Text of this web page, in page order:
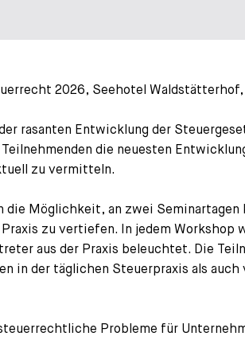
2026, Seehotel
rasanten Entwicklung der
die neuesten
zu vermitteln.
die Möglichkeit, an zwei
zu vertiefen. In jedem
aus der Praxis beleuchtet. Die
in der täglichen Steuerpraxis als
Probleme für